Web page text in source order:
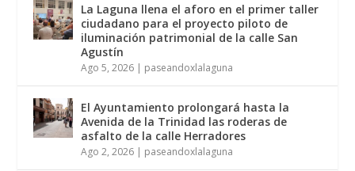
La Laguna llena el aforo en el primer taller
ciudadano para el proyecto piloto de
iluminación patrimonial de la calle San
Agustín
Ago 5, 2026 | paseandoxlalaguna
El Ayuntamiento prolongará hasta la
Avenida de la Trinidad las roderas de
asfalto de la calle Herradores
Ago 2, 2026 | paseandoxlalaguna